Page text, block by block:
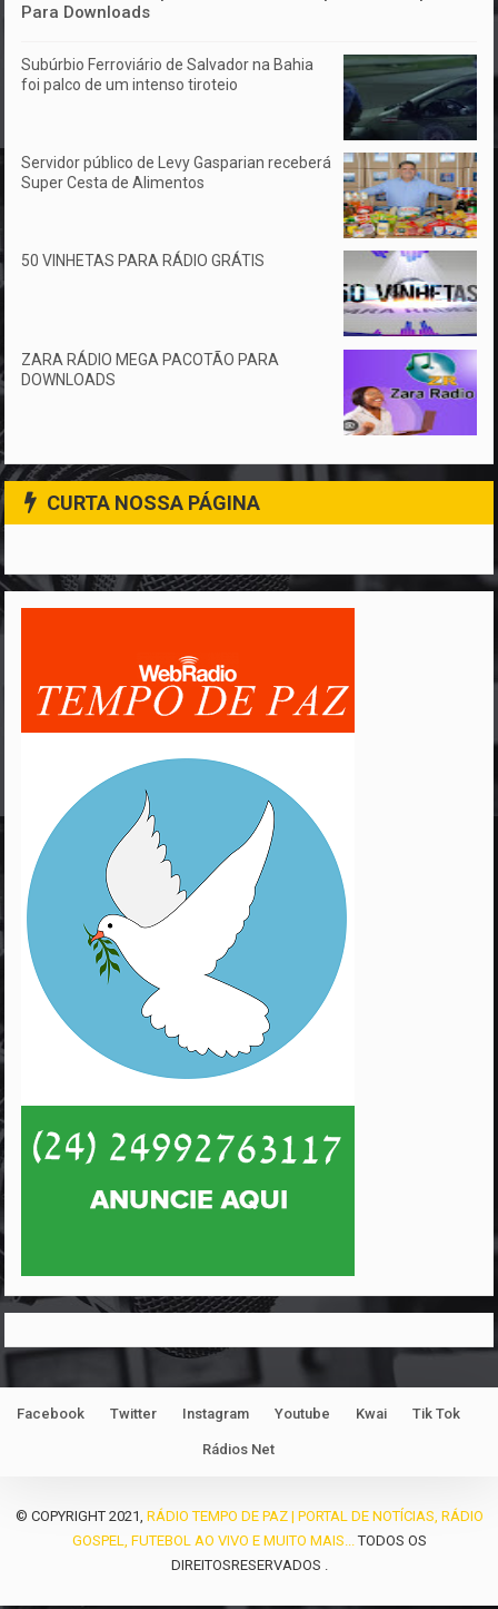
Para Downloads
Subúrbio Ferroviário de Salvador na Bahia
foi palco de um intenso tiroteio
Servidor público de Levy Gasparian receberá
Super Cesta de Alimentos
50 VINHETAS PARA RÁDIO GRÁTIS
ZARA RÁDIO MEGA PACOTÃO PARA
DOWNLOADS
CURTA NOSSA PÁGINA
Facebook Twitter Instagram Youtube Kwai Tik Tok
Rádios Net
© COPYRIGHT 2021, RÁDIO TEMPO DE PAZ | PORTAL DE NOTÍCIAS, RÁDIO
GOSPEL, FUTEBOL AO VIVO E MUITO MAIS...TODOS OS
DIREITOSRESERVADOS .